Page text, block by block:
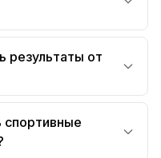
результаты от
спортивные